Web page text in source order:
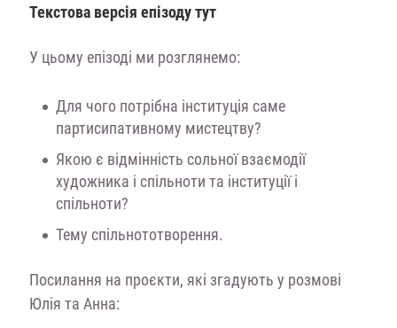
Текстова версія епізоду тут
У цьому епізоді ми розглянемо:
Для чого потрібна інституція саме
партисипативному мистецтву?
Якою є відмінність сольної взаємодії
художника і спільноти та інституції і
спільноти?
Тему спільнототворення.
Посилання на проєкти, які згадують у розмові
Юлія та Анна: